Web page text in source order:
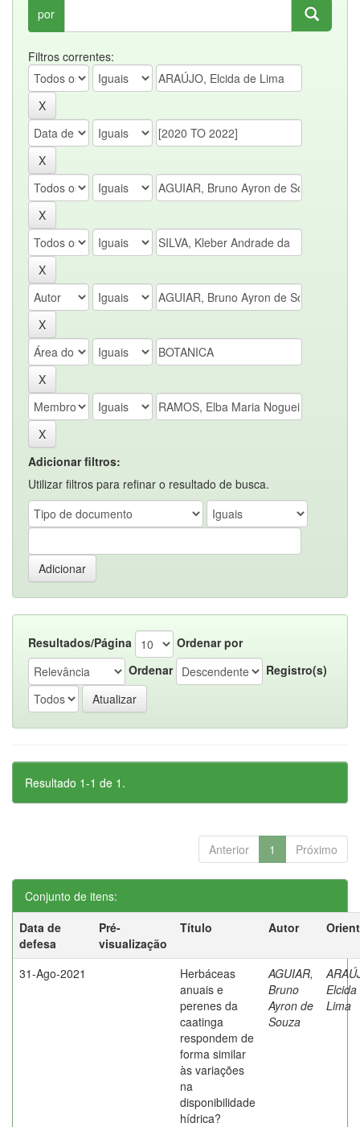
por
Filtros correntes:
Adicionar filtros:
Utilizar filtros para refinar o resultado de busca.
Resultados/Página
Ordenar por
Ordenar
Registro(s)
Resultado 1-1 de 1.
Anterior 1 Próximo
Conjunto de itens:
Data de
defesa
Pré-
visualização
Título Autor
31-Ago-2021
Herbáceas
anuais e
perenes da
caatinga
respondem de
forma similar
às variações
na
disponibilidade
hídrica?
AGUIAR,
Bruno
Ayron de
Souza
Elcida
Lima